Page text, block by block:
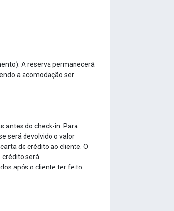
A reserva permanecerá
a acomodação ser
antes do check-in. Para
será devolvido o valor
de crédito ao cliente. O
crédito será
após o cliente ter feito